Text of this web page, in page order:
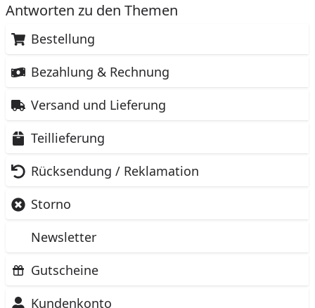
Antworten zu den Themen
Bestellung
Bezahlung & Rechnung
Versand und Lieferung
Teillieferung
Rücksendung / Reklamation
Storno
Newsletter
Gutscheine
Kundenkonto